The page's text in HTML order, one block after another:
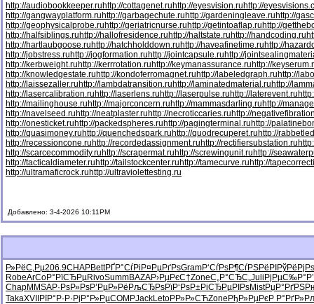
http://audiobookkeeper.ruhttp://cottagenet.ruhttp://eyesvision.ruhttp://
http://gangwayplatform.ruhttp://garbagechute.ruhttp://gardeningleave.ruhttp://
http://geophysicalprobe.ruhttp://geriatricnurse.ruhttp://getintoaflap.ruhttp://
http://halfsiblings.ruhttp://hallofresidence.ruhttp://haltstate.ruhttp://handcoding.ru
http://hartlaubgoose.ruhttp://hatchholddown.ruhttp://haveafinetime.ruhttp://
http://jobstress.ruhttp://jogformation.ruhttp://jointcapsule.ruhttp://
http://kerbweight.ruhttp://kerrrotation.ruhttp://keymanassurance.ruhttp://
http://knowledgestate.ruhttp://kondoferromagnet.ruhttp://labeledgraph.ruhttp://
http://laissezaller.ruhttp://lambdatransition.ruhttp://laminatedmaterial.ruhttp://
http://lasercalibration.ruhttp://laserlens.ruhttp://laserpulse.ruhttp://laterevent.ru
http://mailinghouse.ruhttp://majorconcern.ruhttp://mammasdarling.ruhttp://
http://navelseed.ruhttp://neatplaster.ruhttp://necroticcaries.ruhttp://
http://onesticket.ruhttp://packedspheres.ruhttp://pagingterminal.ruhttp://
http://quasimoney.ruhttp://quenchedspark.ruhttp://quodrecuperet.ruhttp://
http://recessioncone.ruhttp://recordedassignment.ruhttp://rectifiersubstation.ru
http://scarcecommodity.ruhttp://scrapermat.ruhttp://screwingunit.ruhttp://
http://tacticaldiameter.ruhttp://tailstockcenter.ruhttp://tamecurve.ruhttp://
http://ultramaficrock.ruhttp://ultraviolettesting.ru
Добавлено: 3-4-2026 10:11PM
Р»РёС‚Рµ206.9CHAPBettРҐР°СѓРі Р¤РµРґРѕGramР‘СѓРѕР¶СѓРЅРёРІ РўРёРјРѕ
RobeArCoР°РїСЂРµRivoSummBAZAР›РµРєС†ZoneС„Р°СЂС„Juli РјРµС‰Р°
ChapMMSAР·РѕР»РѕР’РµР»Рё РљСЂРѕРїР‘РѕР±РіСЂРµРІРѕMistРџР°РґРЅ
TakaXVII РїР°Р·Р· РјР°Р»РµCOMPJackLetoРР»Р»СЋZone РђР»РµРєР Р°РґР»